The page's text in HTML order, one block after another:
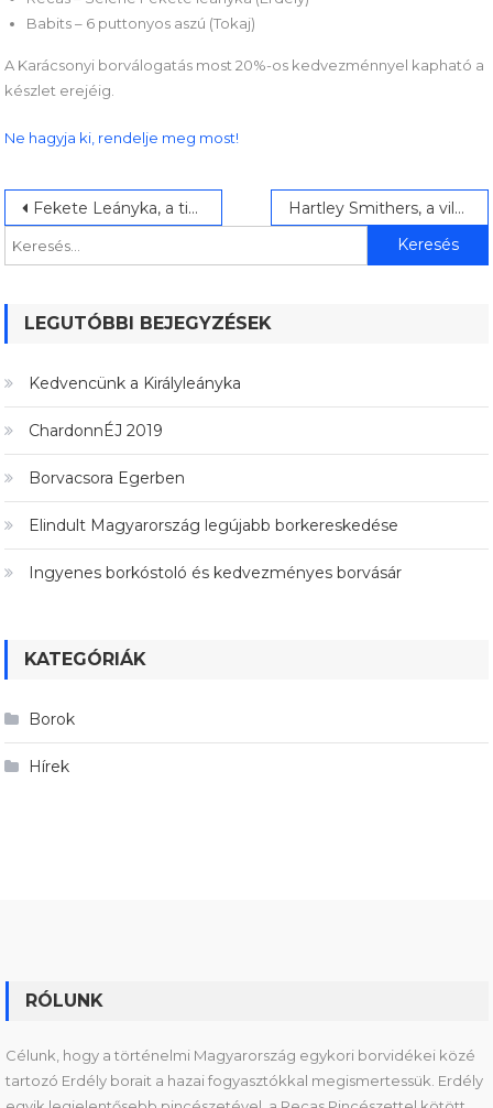
Babits – 6 puttonyos aszú (Tokaj)
A Karácsonyi borválogatás most 20%-os kedvezménnyel kapható a
készlet erejéig.
Ne hagyja ki, rendelje meg most!
Bejegyzés
navigáció
Fekete Leányka, a titkos favorit Hartley Smithers, a világjáró borász
LEGUTÓBBI BEJEGYZÉSEK
Kedvencünk a Királyleányka
ChardonnÉJ 2019
Borvacsora Egerben
Elindult Magyarország legújabb borkereskedése
Ingyenes borkóstoló és kedvezményes borvásár
KATEGÓRIÁK
Borok
Hírek
RÓLUNK
Célunk, hogy a történelmi Magyarország egykori borvidékei közé
tartozó Erdély borait a hazai fogyasztókkal megismertessük. Erdély